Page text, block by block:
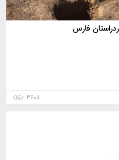
۳۶۰۸